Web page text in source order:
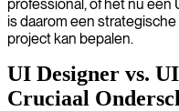
professional, of het nu een
is daarom een
project kan bepalen.
UI Designer vs.
Cruciaal